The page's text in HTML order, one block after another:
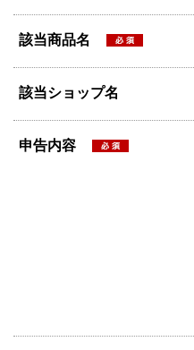
該当商品名
該当ショップ名
申告内容